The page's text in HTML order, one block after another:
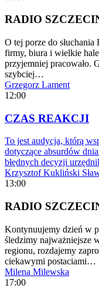
RADIO
O tej porze do słuchania
firmy, biura i wielkie
przyjemniej pracowało.
szybciej…
Grzegorz Lament
12:00
CZAS REAKCJI
To jest audycja, którą
dotyczące absurdów
błędnych decyzji
Krzysztof Kukliński
13:00
RADIO
Kontynuujemy dzień w
śledzimy najważniejsze
regionu, rozdajemy
ciekawymi postaciami…
Milena Milewska
17:00